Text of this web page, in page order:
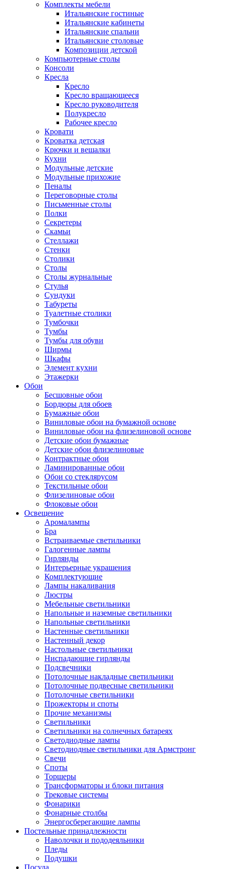
Комплекты мебели
Итальянские гостиные
Итальянские кабинеты
Итальянские спальни
Итальянские столовые
Композиции детской
Компьютерные столы
Консоли
Кресла
Кресло
Кресло вращающееся
Кресло руководителя
Полукресло
Рабочее кресло
Кровати
Кроватка детская
Крючки и вешалки
Кухни
Модульные детские
Модульные прихожие
Пеналы
Переговорные столы
Письменные столы
Полки
Секретеры
Скамьи
Стеллажи
Стенки
Столики
Столы
Столы журнальные
Стулья
Сундуки
Табуреты
Туалетные столики
Тумбочки
Тумбы
Тумбы для обуви
Ширмы
Шкафы
Элемент кухни
Этажерки
Обои
Бесшовные обои
Бордюры для обоев
Бумажные обои
Виниловые обои на бумажной основе
Виниловые обои на флизелиновой основе
Детские обои бумажные
Детские обои флизелиновые
Контрактные обои
Ламинированные обои
Обои со стеклярусом
Текстильные обои
Флизелиновые обои
Флоковые обои
Освещение
Аромалампы
Бра
Встраиваемые светильники
Галогенные лампы
Гирлянды
Интерьерные украшения
Комплектующие
Лампы накаливания
Люстры
Мебельные светильники
Напольные и наземные светильники
Напольные светильники
Настенные светильники
Настенный декор
Настольные светильники
Ниспадающие гирлянды
Подсвечники
Потолочные накладные светильники
Потолочные подвесные светильники
Потолочные светильники
Прожекторы и споты
Прочие механизмы
Светильники
Светильники на солнечных батареях
Светодиодные лампы
Светодиодные светильники для Армстронг
Свечи
Споты
Торшеры
Трансформаторы и блоки питания
Трековые системы
Фонарики
Фонарные столбы
Энергосберегающие лампы
Постельные принадлежности
Наволочки и пододеяльники
Пледы
Подушки
Посуда